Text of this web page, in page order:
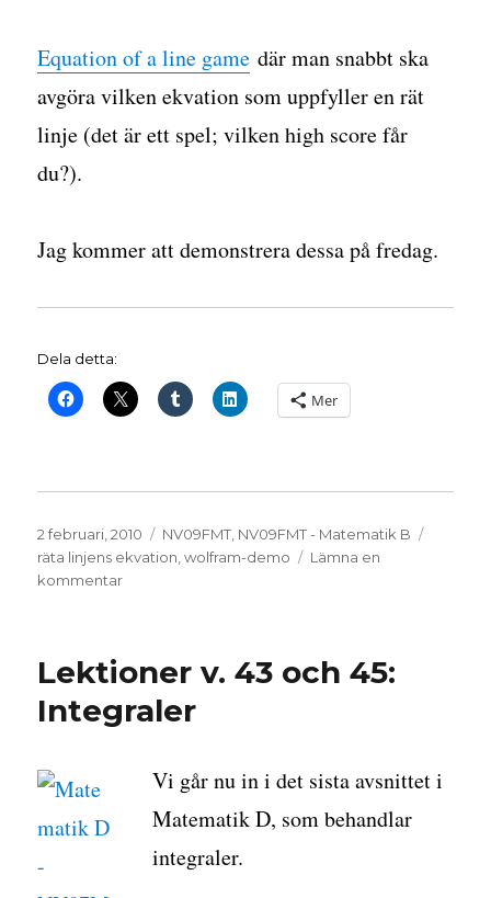
Equation of a line game där man snabbt ska
avgöra vilken ekvation som uppfyller en rät
linje (det är ett spel; vilken high score får
du?).
Jag kommer att demonstrera dessa på fredag.
Dela detta:
Mer
Publicerat
den
2 februari, 2010 Kategorier
NV09FMT, NV09FMT - Matematik B
räta linjens ekvation,wolfram-demo
Lämna en
kommentartill
–
och
Lektioner v. 43 och 45:
Integraler
Vi går nu in i det sista avsnittet i
Matematik D, som behandlar
integraler.